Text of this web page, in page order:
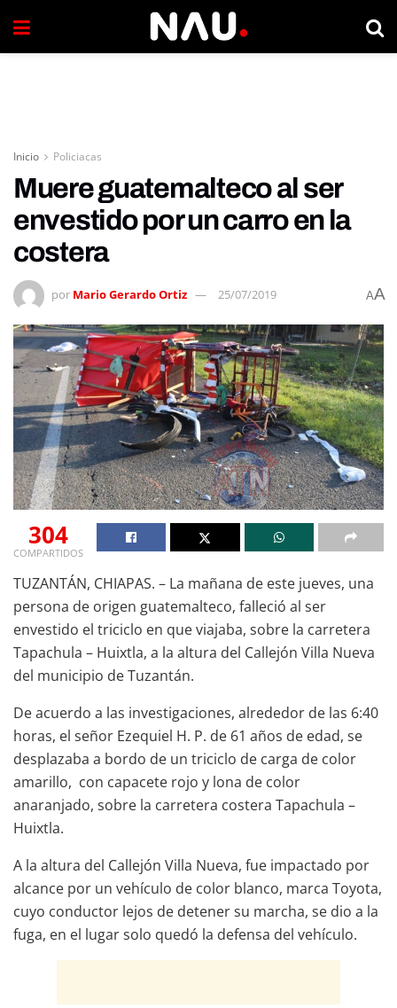
Inicio Policiacas
Muere guatemalteco al ser
envestido por un carro en la
costera
por Mario Gerardo Ortiz 25/07/2019 AA
304
COMPARTIDOS
TUZANTÁN, CHIAPAS. – La mañana de este jueves, una
persona de origen guatemalteco, falleció al ser
envestido el triciclo en que viajaba, sobre la carretera
Tapachula – Huixtla, a la altura del Callejón Villa Nueva
del municipio de Tuzantán.
De acuerdo a las investigaciones, alrededor de las 6:40
horas, el señor Ezequiel H. P. de 61 años de edad, se
desplazaba a bordo de un triciclo de carga de color
amarillo, con capacete rojo y lona de color
anaranjado, sobre la carretera costera Tapachula –
Huixtla.
A la altura del Callejón Villa Nueva, fue impactado por
alcance por un vehículo de color blanco, marca Toyota,
cuyo conductor lejos de detener su marcha, se dio a la
fuga, en el lugar solo quedó la defensa del vehículo.